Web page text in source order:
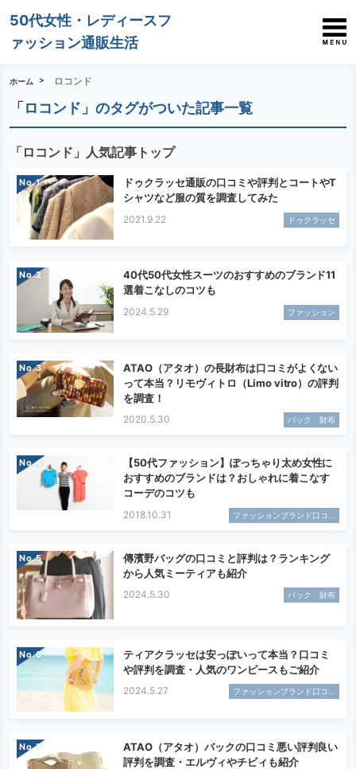
50代女性・レディースフ
ァッション通販生活
ホーム ロコンド
「ロコンド」のタグがついた記事一覧
「ロコンド」人気記事トップ
No.
ドゥクラッセ通販の口コミや評判とコートやT
シャツなど服の質を調査してみた
2021.9.22 ドゥクラッセ
No.
40代50代女性スーツのおすすめのブランド11
選着こなしのコツも
2024.5.29 ファッション
No.
ATAO（アタオ）の長財布は口コミがよくない
って本当？リモヴィトロ（Limo vitro）の評判
を調査！
2020.5.30 バック 財布
No.
【50代ファッション】ぽっちゃり太め女性に
おすすめのブランドは？おしゃれに着こなす
コーデのコツも
2018.10.31 ファッションブランド口コ...
No.
傳濱野バッグの口コミと評判は？ランキング
から人気ミーティアも紹介
2024.5.30 バック 財布
No.
ティアクラッセは安っぽいって本当？口コミ
や評判を調査・人気のワンピースもご紹介
2024.5.27 ファッションブランド口コ...
No.
ATAO（アタオ）バックの口コミ悪い評判良い
評判を調査・エルヴィやチビィも紹介